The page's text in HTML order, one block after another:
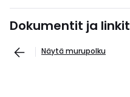
Dokumentit ja linkit
Näytä murupolku